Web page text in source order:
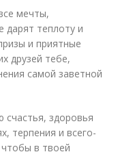
мечты,
дарят теплоту и
и приятные
друзей тебе,
самой заветной
здоровья
терпения и всего-
в твоей